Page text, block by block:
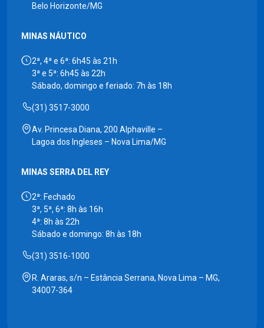
Belo Horizonte/MG
MINAS NÁUTICO
2ª, 4ª e 6ª: 6h45 às 21h
3ª e 5ª: 6h45 às 22h
Sábado, domingo e feriado: 7h às 18h
(31) 3517-3000
Av. Princesa Diana, 200 Alphaville –
Lagoa dos Ingleses – Nova Lima/MG
MINAS SERRA DEL REY
2ª: Fechado
3ª, 5ª, 6ª: 8h às 16h
4ª: 8h às 22h
Sábado e domingo: 8h às 18h
(31) 3516-1000
R. Araras, s/n – Estância Serrana, Nova Lima – MG,
34007-364